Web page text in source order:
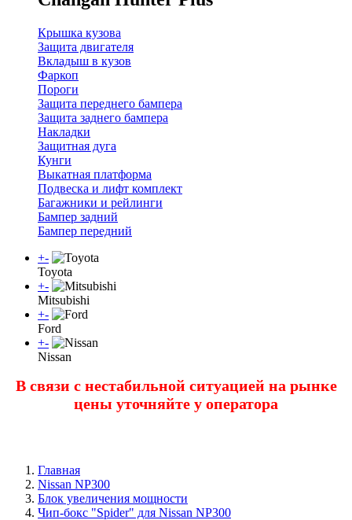
Крышка кузова
Защита двигателя
Вкладыш в кузов
Фаркоп
Пороги
Защита переднего бампера
Защита заднего бампера
Накладки
Защитная дуга
Кунги
Выкатная платформа
Подвеска и лифт комплект
Багажники и рейлинги
Бампер задний
Бампер передний
+-
Toyota
+-
Mitsubishi
+-
Ford
+-
Nissan
В связи с нестабильной ситуацией на рынке
цены уточняйте у оператора
Главная
Nissan NP300
Блок увеличения мощности
Чип-бокс "Spider" для Nissan NP300